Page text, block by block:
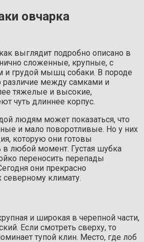
овчарка
выглядит подробно описано в
сложенные, крупные, с
и грудой мышц собаки. В породе
между самками и
тяжелые и высокие,
чуть длиннее корпус.
людям может показаться, что
и мало поворотливые. Но у них
которую они готовы
в любой момент. Густая шубка
переносить перепады
они прекрасно
северному климату.
и широкая в черепной части,
Если смотреть сверху, то
тупой клин. Место, где лоб